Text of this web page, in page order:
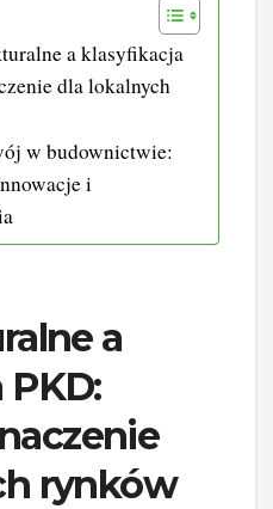
a klasyfikacja
dla lokalnych
w budownictwie:
i
a
rynków